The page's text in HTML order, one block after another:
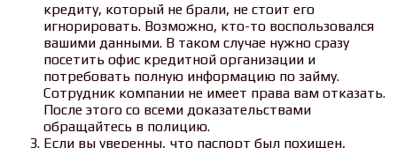
кредиту, который не брали, не стоит его
игнорировать. Возможно, кто-то воспользовался
вашими данными. В таком случае нужно сразу
посетить офис кредитной организации и
потребовать полную информацию по займу.
Сотрудник компании не имеет права вам отказать.
После этого со всеми доказательствами
обращайтесь в полицию.
Если вы уверенны, что паспорт был похищен,